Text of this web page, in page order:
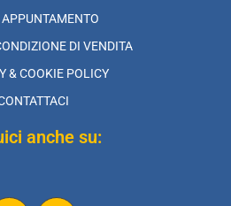
APPUNTAMENTO
DI VENDITA
& COOKIE POLICY
anche su: